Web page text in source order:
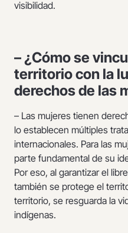
visibilidad.
– ¿Cómo se
territorio con la
derechos de las
– Las mujeres tienen
lo establecen múltiples
internacionales. Para las
parte fundamental de su
Por eso, al garantizar el
también se protege el
territorio, se resguarda la
indígenas.